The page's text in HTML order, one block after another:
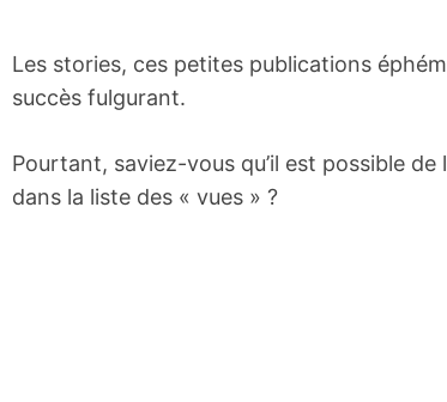
Les stories, ces petites publications
succès fulgurant.
Pourtant, saviez-vous qu’il est possible
dans la liste des « vues » ?